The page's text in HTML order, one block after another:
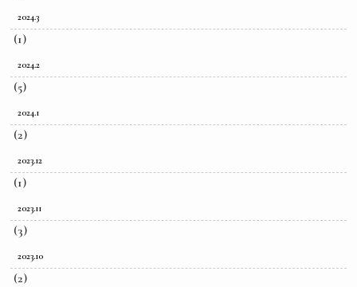
2024.3
(1)
2024.2
(5)
2024.1
(2)
2023.12
(1)
2023.11
(3)
2023.10
(2)